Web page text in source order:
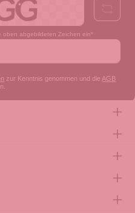
oben abgebildeten Zeichen ein*
zur Kenntnis genommen und die AGB